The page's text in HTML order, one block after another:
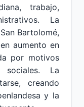
trabajo,
La
Bartolomé,
aumento en
por motivos
sociales. La
creando
y la